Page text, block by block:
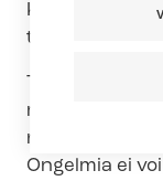
Kuinka tehdä
työkäytännöt?
Tiukan
muutosten ja
ristipaineessa
Ongelmia ei